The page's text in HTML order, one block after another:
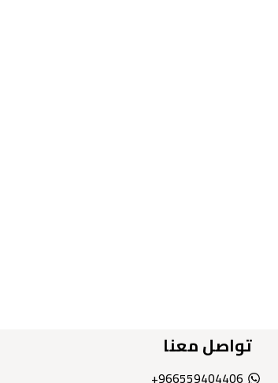
تواصل معنا